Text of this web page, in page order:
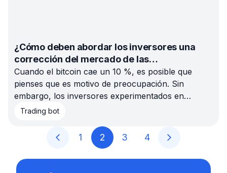
¿Cómo deben abordar los inversores una
corrección del mercado de las
criptomonedas?
Cuando el bitcoin cae un 10 %, es posible que
pienses que es motivo de preocupación. Sin
embargo, los inversores experimentados en
criptomonedas saben que puede tratarse de una
Trading bot
1 2 3 4